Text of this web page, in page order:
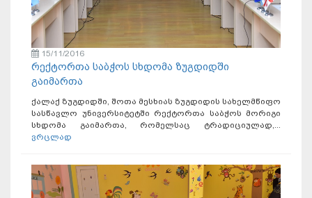
15/11/2016
რექტორთა საბჭოს სხდომა ზუგდიდში
გაიმართა
ქალაქ ზუგდიდში, შოთა მესხიას ზუგდიდის სახელმწიფო
სასწავლო უნივერსიტეტში რექტორთა საბჭოს მორიგი
სხდომა გაიმართა, რომელსაც ტრადიციულად,...
ვრცლად